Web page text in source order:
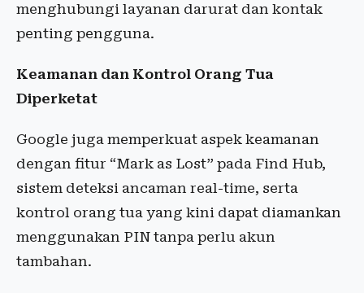
menghubungi layanan darurat dan kontak
penting pengguna.
Keamanan dan Kontrol Orang Tua
Diperketat
Google juga memperkuat aspek keamanan
dengan fitur “Mark as Lost” pada Find Hub,
sistem deteksi ancaman real-time, serta
kontrol orang tua yang kini dapat diamankan
menggunakan PIN tanpa perlu akun
tambahan.